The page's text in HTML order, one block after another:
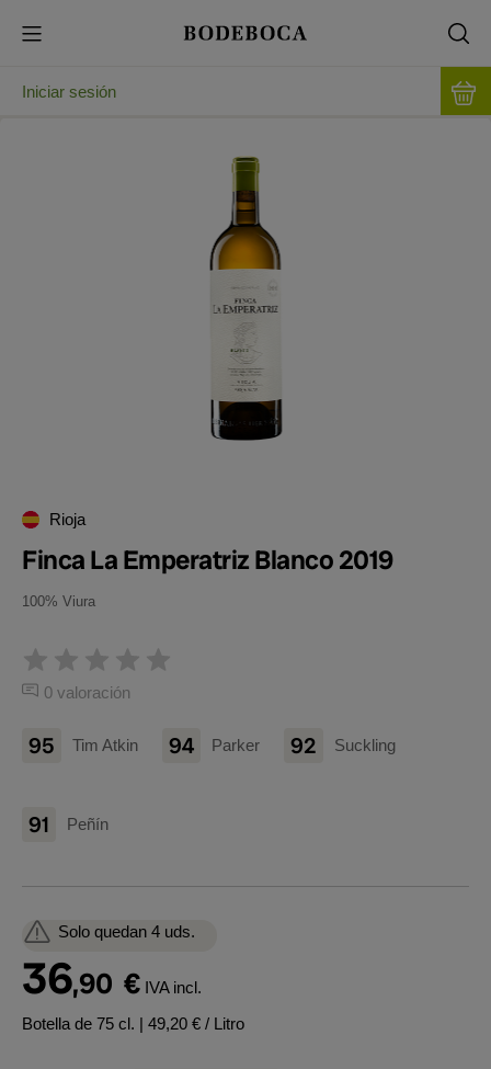
Iniciar sesión
Rioja
Finca La Emperatriz Blanco 2019
100% Viura
0 valoración
95 Tim Atkin 94 Parker 92 Suckling
91 Peñín
Solo quedan 4 uds.
36,90 € IVA incl.
Botella de 75 cl. | 49,20 € / Litro